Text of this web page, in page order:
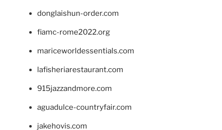
donglaishun-order.com
fiamc-rome2022.org
mariceworldessentials.com
lafisheriarestaurant.com
915jazzandmore.com
aguadulce-countryfair.com
jakehovis.com